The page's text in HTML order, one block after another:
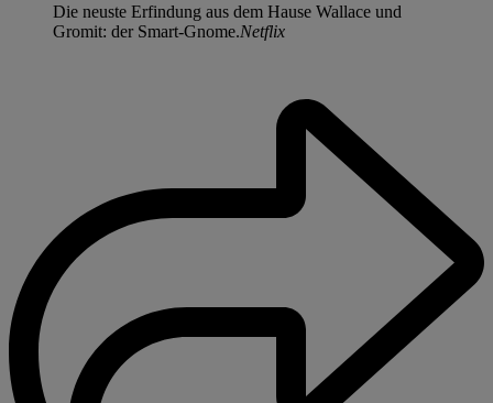
Die neuste Erfindung aus dem Hause Wallace und
Gromit: der Smart-Gnome.Netflix